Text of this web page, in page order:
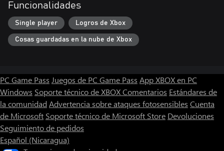
Funcionalidades
Single player Logros de Xbox
Cosas guardadas en la nube de Xbox
PC Game Pass Juegos de PC Game Pass App XBOX en PC
Windows Soporte técnico de XBOXComentarios Estándares de
la comunidad Advertencia sobre ataques fotosensibles Cuenta
de Microsoft Soporte técnico de Microsoft Store Devoluciones
Seguimiento de pedidos
Español (Nicaragua)